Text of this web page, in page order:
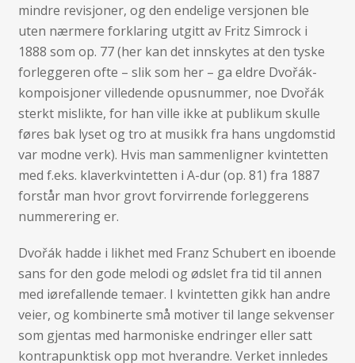
mindre revisjoner, og den endelige versjonen ble
uten nærmere forklaring utgitt av Fritz Simrock i
1888 som op. 77 (her kan det innskytes at den tyske
forleggeren ofte – slik som her – ga eldre Dvořák-
kompoisjoner villedende opusnummer, noe Dvořák
sterkt mislikte, for han ville ikke at publikum skulle
føres bak lyset og tro at musikk fra hans ungdomstid
var modne verk). Hvis man sammenligner kvintetten
med f.eks. klaverkvintetten i A-dur (op. 81) fra 1887
forstår man hvor grovt forvirrende forleggerens
nummerering er.
Dvořák hadde i likhet med Franz Schubert en iboende
sans for den gode melodi og ødslet fra tid til annen
med iørefallende temaer. I kvintetten gikk han andre
veier, og kombinerte små motiver til lange sekvenser
som gjentas med harmoniske endringer eller satt
kontrapunktisk opp mot hverandre. Verket innledes